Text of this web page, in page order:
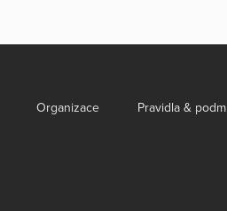
Organizace Pravidla &